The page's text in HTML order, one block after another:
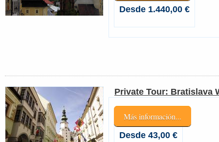
Desde 1.440,00 €
Private Tour: Bratislava
Más información...
Desde 43,00 €